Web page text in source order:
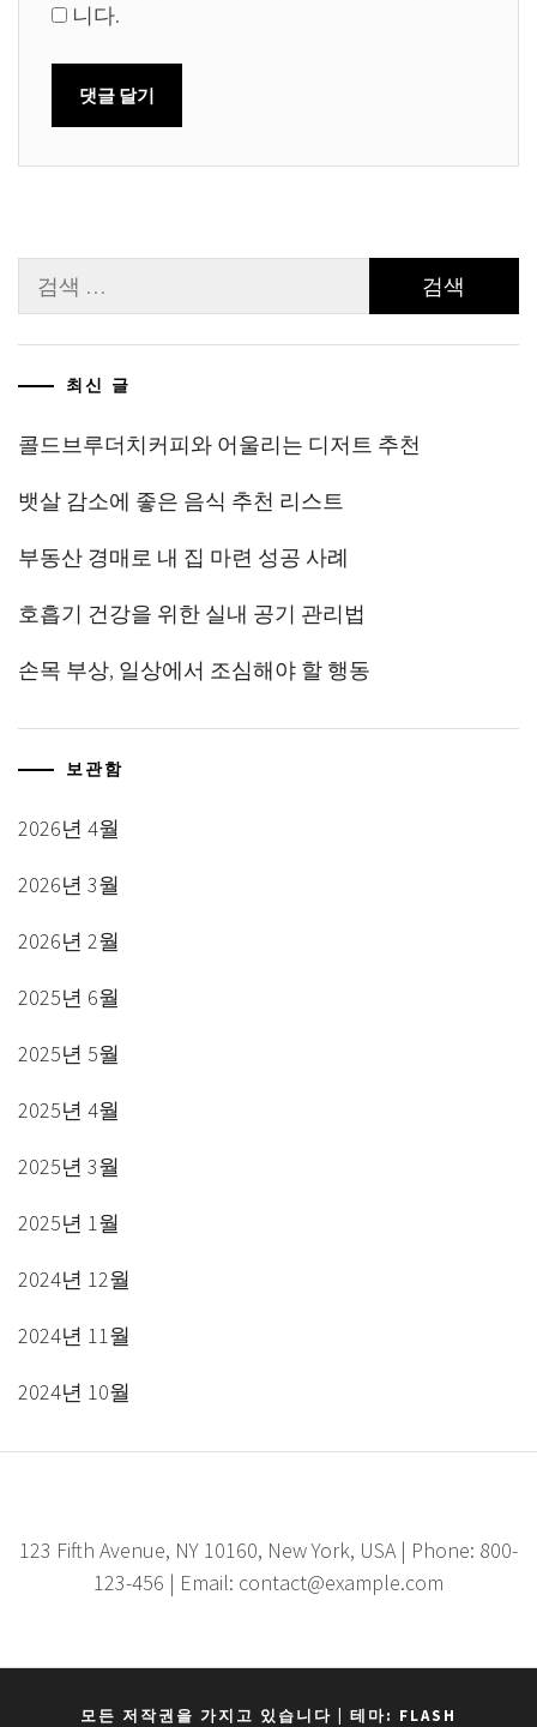
니다.
색:
최신 글
콜드브루더치커피와 어울리는 디저트 추천
뱃살 감소에 좋은 음식 추천 리스트
부동산 경매로 내 집 마련 성공 사례
호흡기 건강을 위한 실내 공기 관리법
손목 부상, 일상에서 조심해야 할 행동
보관함
2026년 4월
2026년 3월
2026년 2월
2025년 6월
2025년 5월
2025년 4월
2025년 3월
2025년 1월
2024년 12월
2024년 11월
2024년 10월
123 Fifth Avenue, NY 10160, New York, USA | Phone: 800-
123-456 | Email: contact@example.com
모든 저작권을 가지고 있습니다 테마: FLASH